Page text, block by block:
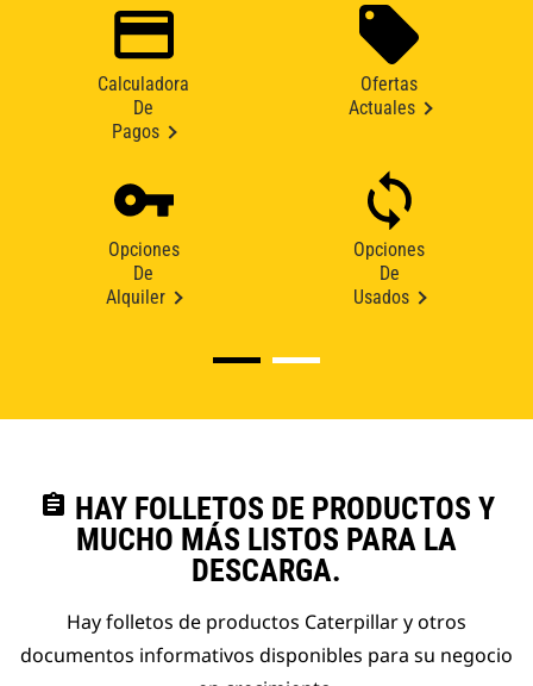
Calculadora
De
Pagos
Ofertas
Actuales
Opciones
De
Alquiler
Opciones
De
Usados
assignment HAY FOLLETOS DE PRODUCTOS Y
MUCHO MÁS LISTOS PARA LA
DESCARGA.
Hay folletos de productos Caterpillar y otros
documentos informativos disponibles para su negocio